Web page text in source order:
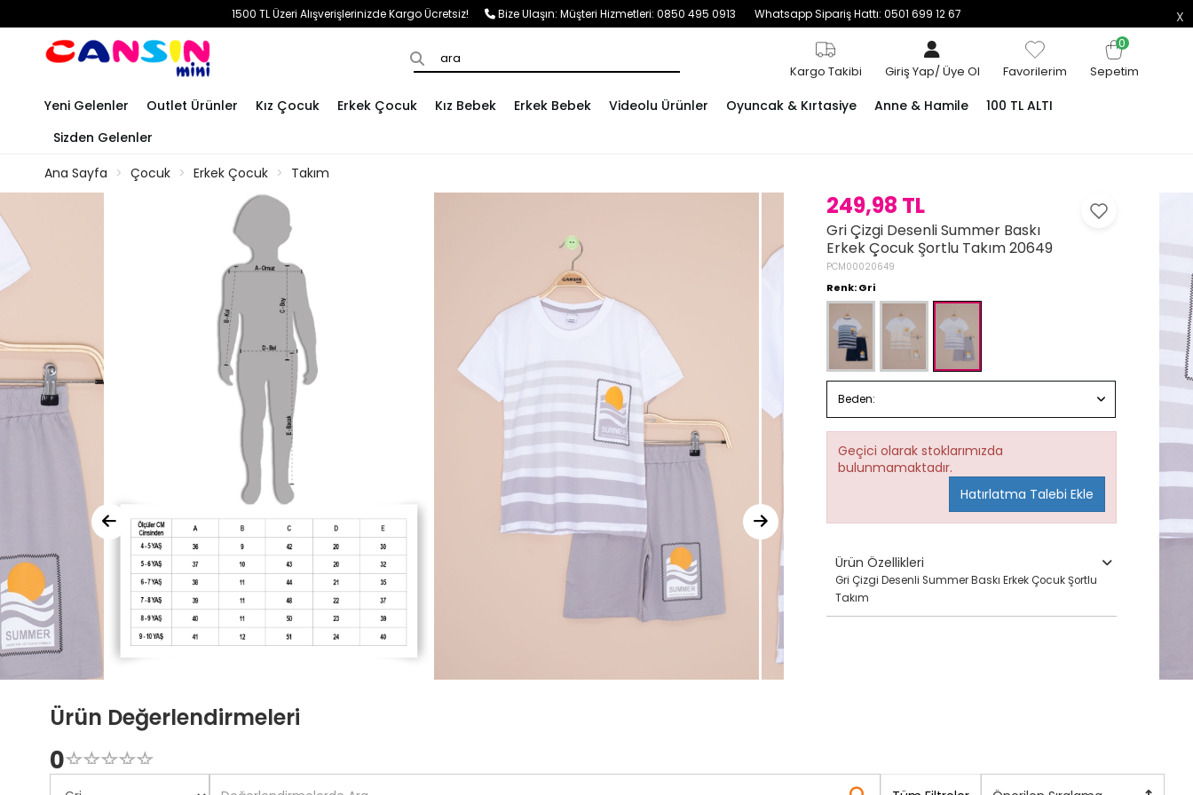
1500 TL Üzeri Alışverişlerinizde Kargo Ücretsiz! Bize Ulaşın: Müşteri Hizmetleri: 0850 495 0913 Whatsapp Sipariş Hattı: 0501 699 12 67
Kargo Takibi Giriş Yap/Üye Ol Favorilerim
0
Sepetim
Yeni Gelenler Outlet Ürünler Kız Çocuk Erkek Çocuk Kız Bebek Erkek Bebek Videolu Ürünler Oyuncak & Kırtasiye Anne & Hamile
100 TL ALTI
Sizden Gelenler
Ana Sayfa
Çocuk Erkek Çocuk Takım
249,98 TL
Gri Çizgi Desenli Summer Baskı
Erkek Çocuk Şortlu Takım 20649
PCM00020649
Renk: Gri
Beden:
Geçici olarak stoklarımızda
bulunmamaktadır.
Hatırlatma Talebi Ekle
Ürün Özellikleri
Gri Çizgi Desenli Summer Baskı Erkek Çocuk Şortlu
Takım
Ürün Değerlendirmeleri
0☆☆☆☆☆
★★★★★